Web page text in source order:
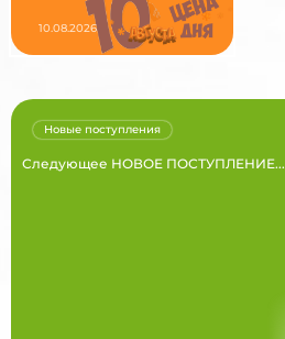
10.08.2026
Следующее НОВОЕ ПОСТУПЛЕНИЕ...
Новые поступления